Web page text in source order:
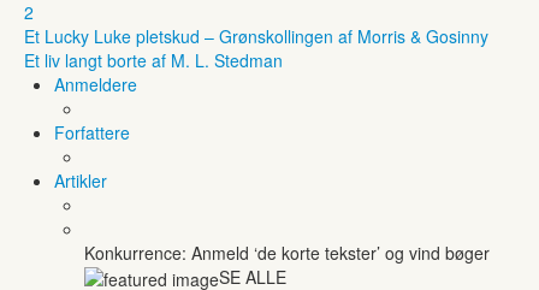
2
Et Lucky Luke pletskud – Grønskollingen af Morris & Gosinny
Et liv langt borte af M. L. Stedman
Anmeldere
Forfattere
Artikler
Konkurrence: Anmeld ‘de korte tekster’ og vind bøger
SE ALLE